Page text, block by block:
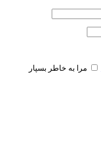
مرا به خاطر بسپار